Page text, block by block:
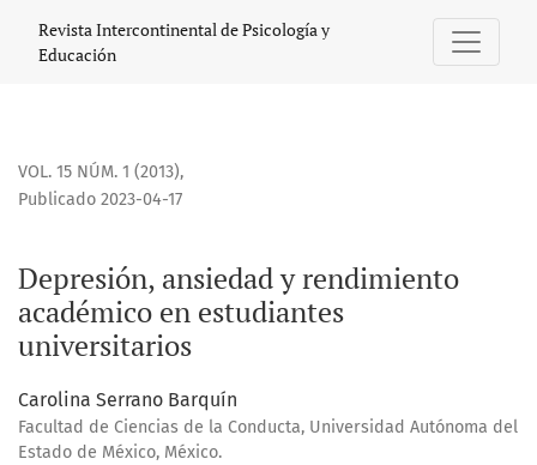
Depresión, ansiedad y rendimiento académico en
Revista Intercontinental de Psicología y
Educación
VOL. 15 NÚM. 1 (2013),
Depresión, ansiedad y rendimiento
académico en estudiantes
universitarios
Publicado 2023-04-17
Carolina Serrano Barquín
Facultad de Ciencias de la Conducta, Universidad Autónoma del
Estado de México, México.